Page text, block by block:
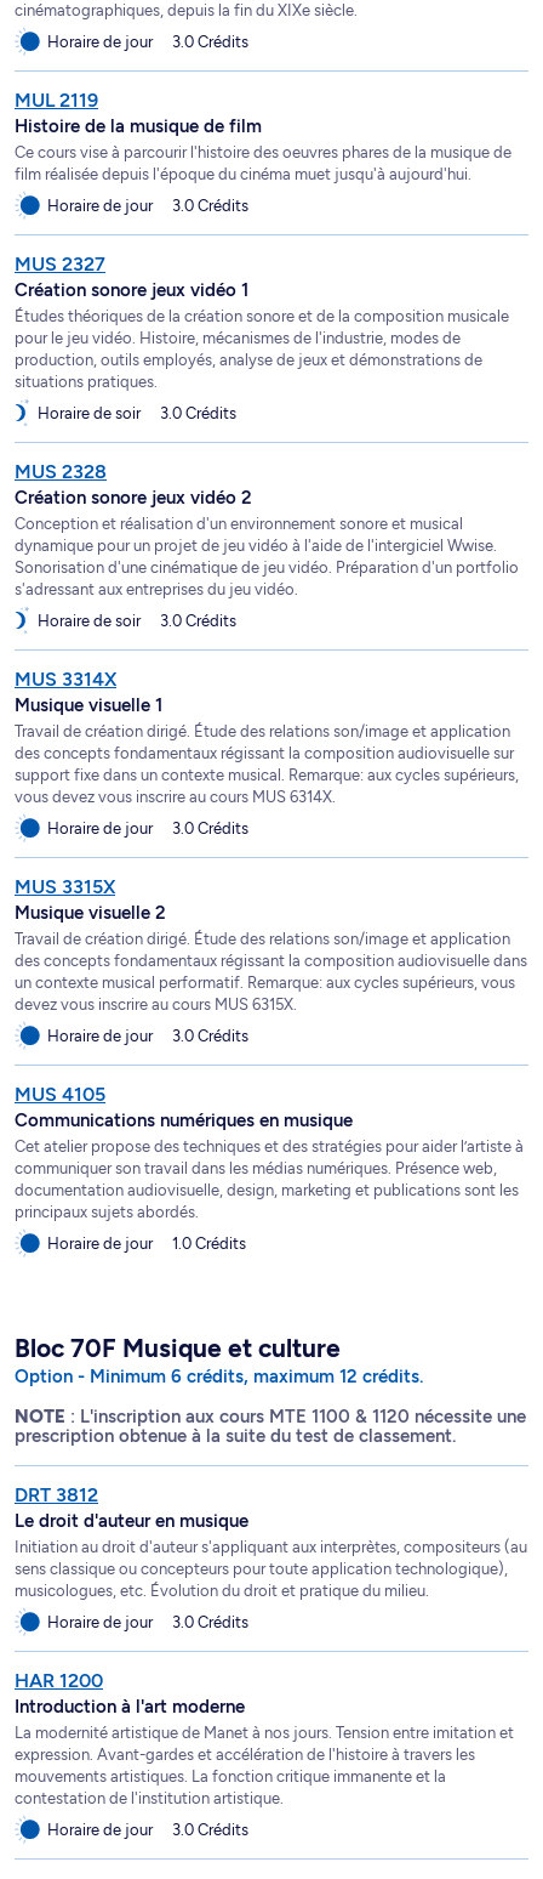
cinématographiques, depuis la fin du XIXe siècle.
Horaire de jour
3.0 Crédits
MUL 2119
Histoire de la musique de film
Ce cours vise à parcourir l'histoire des oeuvres phares de la musique de
film réalisée depuis l'époque du cinéma muet jusqu'à aujourd'hui.
Horaire de jour
3.0 Crédits
MUS 2327
Création sonore jeux vidéo 1
Études théoriques de la création sonore et de la composition musicale
pour le jeu vidéo. Histoire, mécanismes de l'industrie, modes de
production, outils employés, analyse de jeux et démonstrations de
situations pratiques.
Horaire de soir
3.0 Crédits
MUS 2328
Création sonore jeux vidéo 2
Conception et réalisation d'un environnement sonore et musical
dynamique pour un projet de jeu vidéo à l'aide de l'intergiciel Wwise.
Sonorisation d'une cinématique de jeu vidéo. Préparation d'un portfolio
s'adressant aux entreprises du jeu vidéo.
Horaire de soir
3.0 Crédits
MUS 3314X
Musique visuelle 1
Travail de création dirigé. Étude des relations son/image et application
des concepts fondamentaux régissant la composition audiovisuelle sur
support fixe dans un contexte musical. Remarque: aux cycles supérieurs,
vous devez vous inscrire au cours MUS 6314X.
Horaire de jour
3.0 Crédits
MUS 3315X
Musique visuelle 2
Travail de création dirigé. Étude des relations son/image et application
des concepts fondamentaux régissant la composition audiovisuelle dans
un contexte musical performatif. Remarque: aux cycles supérieurs, vous
devez vous inscrire au cours MUS 6315X.
Horaire de jour
3.0 Crédits
MUS 4105
Communications numériques en musique
Cet atelier propose des techniques et des stratégies pour aider l’artiste à
communiquer son travail dans les médias numériques. Présence web,
documentation audiovisuelle, design, marketing et publications sont les
principaux sujets abordés.
Horaire de jour
1.0 Crédits
Bloc 70F Musique et culture
Option - Minimum 6 crédits, maximum 12 crédits.
NOTE : L'inscription aux cours MTE 1100 & 1120 nécessite une
prescription obtenue à la suite du test de classement.
DRT 3812
Le droit d'auteur en musique
Initiation au droit d'auteur s'appliquant aux interprètes, compositeurs (au
sens classique ou concepteurs pour toute application technologique),
musicologues, etc. Évolution du droit et pratique du milieu.
Horaire de jour
3.0 Crédits
HAR 1200
Introduction à l'art moderne
La modernité artistique de Manet à nos jours. Tension entre imitation et
expression. Avant-gardes et accélération de l'histoire à travers les
mouvements artistiques. La fonction critique immanente et la
contestation de l'institution artistique.
Horaire de jour
3.0 Crédits